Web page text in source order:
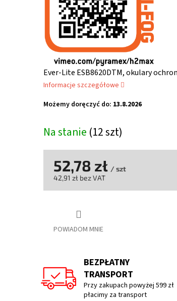
Na stanie (12 szt)
Możemy doręczyć do: 13.8.2026
Ever-Lite ESB8620DTM, okulary
Informacje szczegółowe
POWIADOM MNIE
52,78 zł / szt
42,91 zł bez VAT
BEZPŁATNY
TRANSPORT
Przy zakupach powyżej 599 zł
płacimy za transport